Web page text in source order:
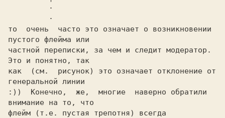
то  очень  часто это означает о возникновении
пустого флейма или
частной переписки, за чем и следит модератор.
Это и понятно, так
как  (см.  рисунок) это означает отклонение от
генеральной линии
:))  Конечно,  же,  многие  наверно обратили
внимание на то, что
флейм (т.е. пустая трепотня) всегда